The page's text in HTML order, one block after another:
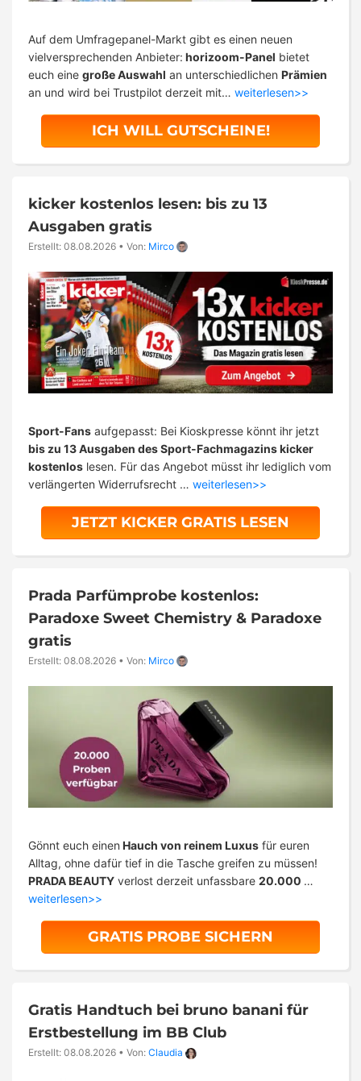
Auf dem Umfragepanel-Markt gibt es einen neuen
vielversprechenden Anbieter: horizoom-Panel bietet
euch eine große Auswahl an unterschiedlichen Prämien
an und wird bei Trustpilot derzeit mit… weiterlesen>>
ICH WILL GUTSCHEINE!
kicker kostenlos lesen: bis zu 13
Ausgaben gratis
Erstellt: 08.08.2026 • Von: Mirco
Sport-Fans aufgepasst: Bei Kioskpresse könnt ihr jetzt
bis zu 13 Ausgaben des Sport-Fachmagazins kicker
kostenlos lesen. Für das Angebot müsst ihr lediglich vom
verlängerten Widerrufsrecht … weiterlesen>>
JETZT KICKER GRATIS LESEN
Prada Parfümprobe kostenlos:
Paradoxe Sweet Chemistry & Paradoxe
gratis
Erstellt: 08.08.2026 • Von: Mirco
Gönnt euch einen Hauch von reinem Luxus für euren
Alltag, ohne dafür tief in die Tasche greifen zu müssen!
PRADA BEAUTY verlost derzeit unfassbare 20.000 …
weiterlesen>>
GRATIS PROBE SICHERN
Gratis Handtuch bei bruno banani für
Erstbestellung im BB Club
Erstellt: 08.08.2026 • Von: Claudia